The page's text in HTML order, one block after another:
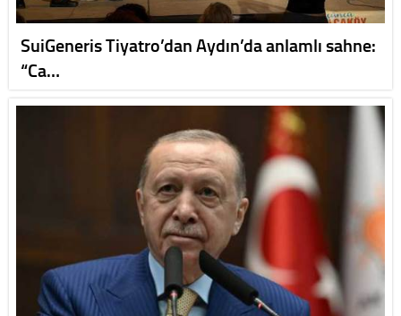
SuiGeneris Tiyatro’dan Aydın’da anlamlı sahne:
“Ca…